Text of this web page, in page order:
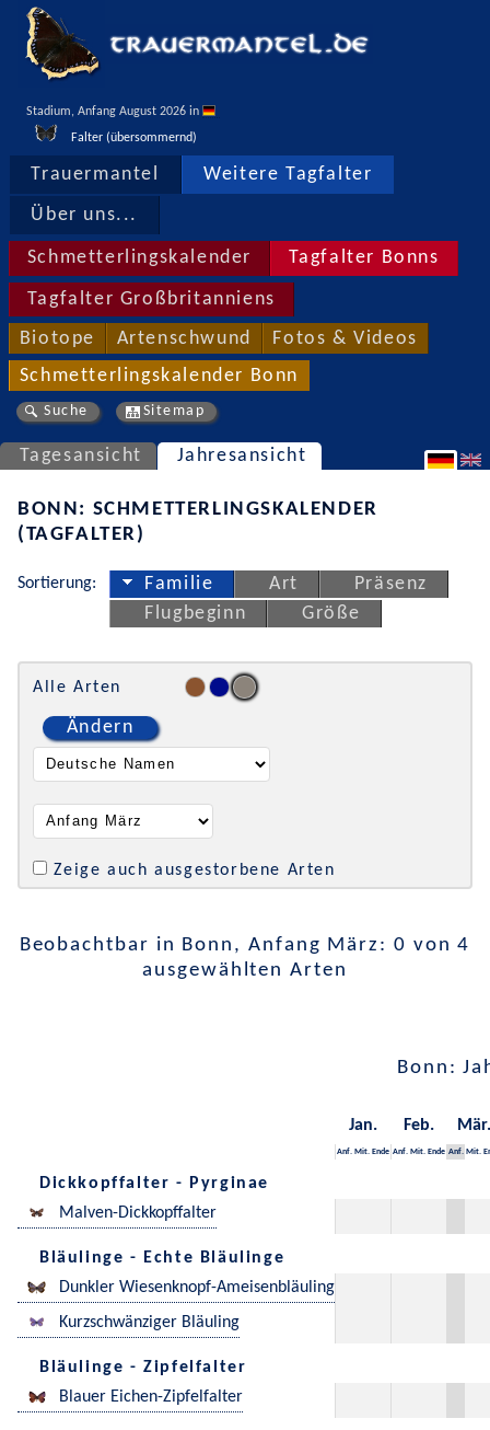
Stadium, Anfang August 2026 in
Falter (übersommernd)
Trauermantel Weitere Tagfalter
Über uns...
Schmetterlingskalender Tagfalter Bonns
Tagfalter Großbritanniens
Biotope Artenschwund Fotos & Videos
Schmetterlingskalender Bonn
Suche Sitemap
Tagesansicht Jahresansicht
BONN: SCHMETTERLINGSKALENDER
(TAGFALTER)
Sortierung: Familie Art
Präsenz
Flugbeginn
Größe
Alle Arten
Ändern
Zeige auch ausgestorbene Arten
Beobachtbar in Bonn, Anfang März: 0 von 4
ausgewählten Arten
Bonn:
Jan. Feb. Mär.
Anf. Mit. Ende Anf. Mit. Ende Anf. Mit.
Dickkopffalter - Pyrginae
Malven-Dickkopffalter
Bläulinge - Echte Bläulinge
Dunkler Wiesenknopf-Ameisenbläuling
Kurzschwänziger Bläuling
Bläulinge - Zipfelfalter
Blauer Eichen-Zipfelfalter